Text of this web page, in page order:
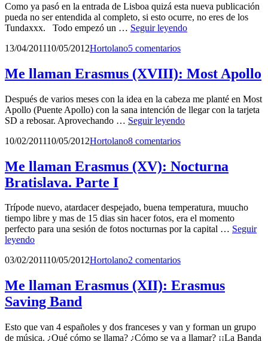
Como ya pasó en la entrada de Lisboa quizá esta nueva publicación
pueda no ser entendida al completo, si esto ocurre, no eres de los
Tundaxxx. Todo empezó un … Seguir leyendoMe
Mijelandia,
capital
la
URSS
Publicado
13/04/201110/05/2012por
Hortolano5 comentarios
Me llaman Erasmus (XVIII): Most Apollo
Después de varios meses con la idea en la cabeza me planté en Most
Apollo (Puente Apollo) con la sana intención de llegar con la tarjeta
SD a rebosar. Aprovechando … Seguir leyendoMe
Most
Apollo
Publicado
10/02/201110/05/2012por
Hortolano8 comentarios
Me llaman Erasmus (XV): Nocturna
Bratislava. Parte I
Trípode nuevo, atardacer despejado, buena temperatura, muucho
tiempo libre y mas de 15 dias sin hacer fotos, era el momento
perfecto para una sesión de fotos nocturnas por la capital … Seguir
leyendoMe
Erasmus
Nocturna
Bratislava.
Parte
Publicado
03/02/201110/05/2012por
Hortolano2 comentarios
Me llaman Erasmus (XII): Erasmus
Saving Band
Esto que van 4 españoles y dos franceses y van y forman un grupo
de música. ¿Qué cómo se llama? ¿Cómo se va a llamar? ¡¡La Banda